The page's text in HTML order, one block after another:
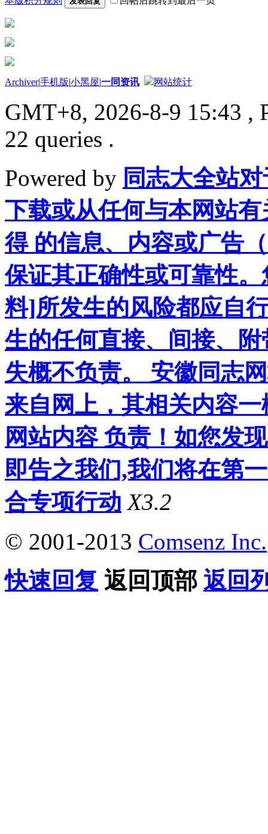
Archiver|手机版|小黑屋|一同资讯 网站统计
GMT+8, 2026-8-9 15:43 ,
22 queries .
Powered by 同志大全站
下载或从任何与本网站
得 的信息、内容或广告
保证其正确性或可靠性
料]所发生的风险都应自
生的任何直接、间接、
失概不负责。 安徽同志
来自网上，其相关内容
网站内容 负责！如您发
即告之我们,我们将在第
合专项行动 X3.2
© 2001-2013 Comsenz Inc.
快速回复 返回顶部 返回